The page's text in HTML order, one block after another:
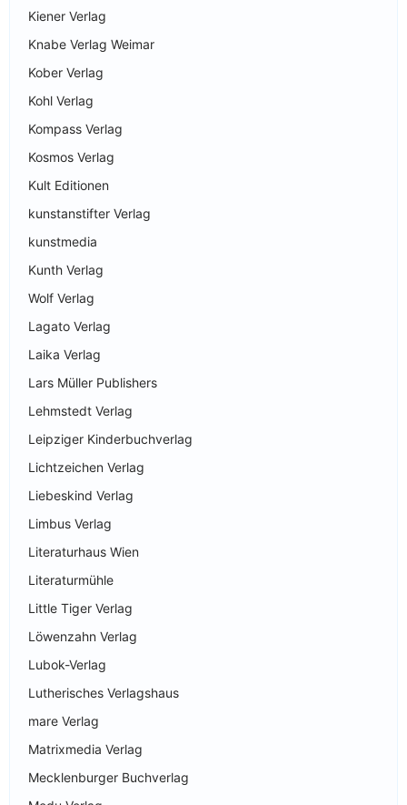
Kiener Verlag
Knabe Verlag Weimar
Kober Verlag
Kohl Verlag
Kompass Verlag
Kosmos Verlag
Kult Editionen
kunstanstifter Verlag
kunstmedia
Kunth Verlag
Wolf Verlag
Lagato Verlag
Laika Verlag
Lars Müller Publishers
Lehmstedt Verlag
Leipziger Kinderbuchverlag
Lichtzeichen Verlag
Liebeskind Verlag
Limbus Verlag
Literaturhaus Wien
Literaturmühle
Little Tiger Verlag
Löwenzahn Verlag
Lubok-Verlag
Lutherisches Verlagshaus
mare Verlag
Matrixmedia Verlag
Mecklenburger Buchverlag